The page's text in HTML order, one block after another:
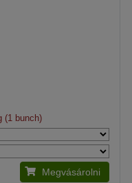
bunch)
Megvásárolni